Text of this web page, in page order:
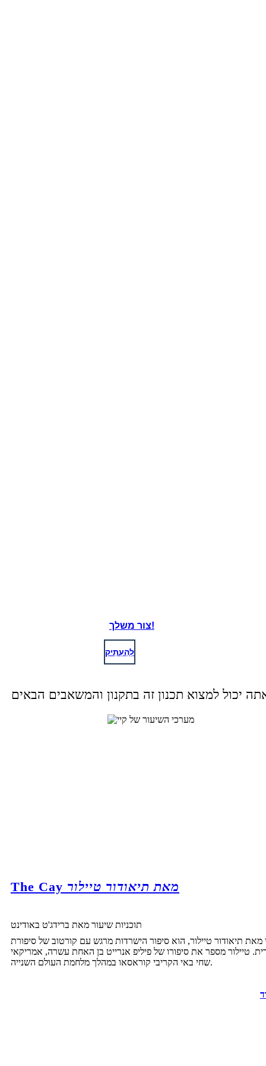
צור משלך!
לְהַעְתִיק
The Cay מאת תיאודור טיילור
תוכניות שיעור מאת ברידג'ט באודינט
מאת תיאודור טיילור, הוא סיפור הישרדות מרגש עם קורטוב של סיפורת
טיילור מספר את סיפורו של פיליפ אנרייט בן האחת עשרה, אמריקאי
שחי באי הקריבי קוראסאו במהלך מלחמת העולם השנייה.